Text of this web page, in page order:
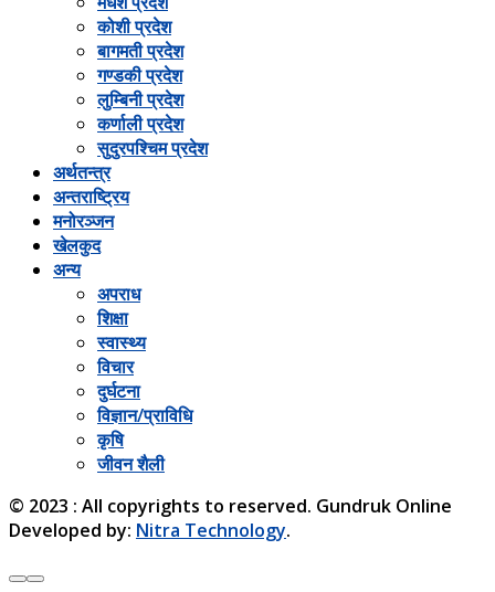
कोशी प्रदेश
बागमती प्रदेश
गण्डकी प्रदेश
लुम्बिनी प्रदेश
कर्णाली प्रदेश
सुदुरपश्चिम प्रदेश
अर्थतन्त्र
अन्तराष्ट्रिय
मनोरञ्जन
खेलकुद
अन्य
अपराध
शिक्षा
स्वास्थ्य
विचार
दुर्घटना
विज्ञान/प्राविधि
कृषि
जीवन शैली
© 2023 : All copyrights to reserved. Gundruk Online
Developed by: Nitra Technology.